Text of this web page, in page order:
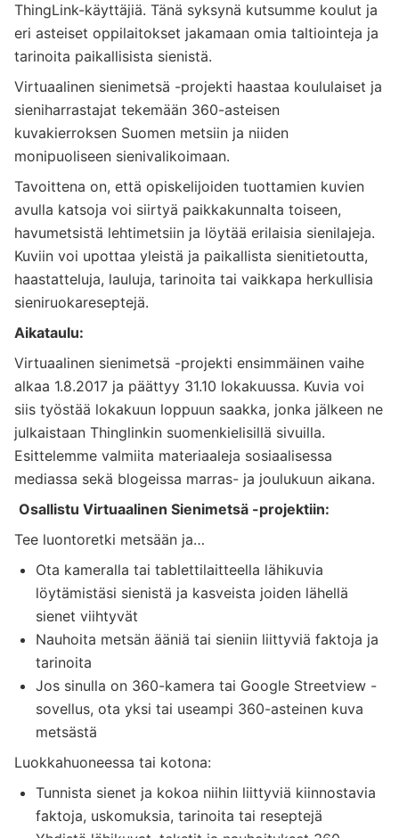
ThingLink-käyttäjiä. Tänä syksynä kutsumme koulut ja
eri asteiset oppilaitokset jakamaan omia taltiointeja ja
tarinoita paikallisista sienistä.
Virtuaalinen sienimetsä -projekti haastaa koululaiset ja
sieniharrastajat tekemään 360-asteisen
kuvakierroksen Suomen metsiin ja niiden
monipuoliseen sienivalikoimaan.
Tavoittena on, että opiskelijoiden tuottamien kuvien
avulla katsoja voi siirtyä paikkakunnalta toiseen,
havumetsistä lehtimetsiin ja löytää erilaisia sienilajeja.
Kuviin voi upottaa yleistä ja paikallista sienitietoutta,
haastatteluja, lauluja, tarinoita tai vaikkapa herkullisia
sieniruokareseptejä.
Aikataulu:
Virtuaalinen sienimetsä -projekti ensimmäinen vaihe
alkaa 1.8.2017 ja päättyy 31.10 lokakuussa. Kuvia voi
siis työstää lokakuun loppuun saakka, jonka jälkeen ne
julkaistaan Thinglinkin suomenkielisillä sivuilla.
Esittelemme valmiita materiaaleja sosiaalisessa
mediassa sekä blogeissa marras- ja joulukuun aikana.
Osallistu Virtuaalinen Sienimetsä -projektiin:
Tee luontoretki metsään ja…
Ota kameralla tai tablettilaitteella lähikuvia
löytämistäsi sienistä ja kasveista joiden lähellä
sienet viihtyvät
Nauhoita metsän ääniä tai sieniin liittyviä faktoja ja
tarinoita
Jos sinulla on 360-kamera tai Google Streetview -
sovellus, ota yksi tai useampi 360-asteinen kuva
metsästä
Luokkahuoneessa tai kotona:
Tunnista sienet ja kokoa niihin liittyviä kiinnostavia
faktoja, uskomuksia, tarinoita tai reseptejä